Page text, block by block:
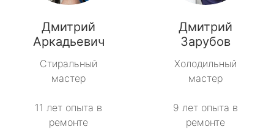
Дмитрий
Аркадьевич
Стиральный
мастер
11 лет опыта в
ремонте
Дмитрий
Зарубов
Холодильный
мастер
9 лет опыта в
ремонте